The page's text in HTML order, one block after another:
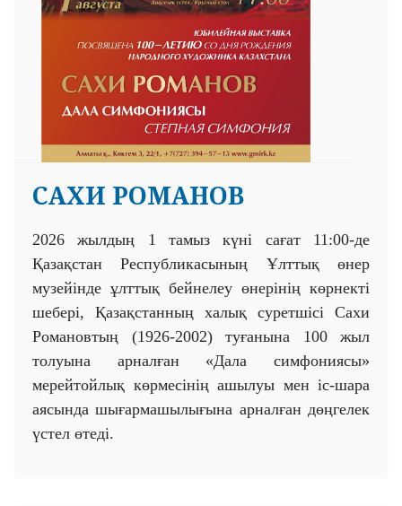
САХИ РОМАНОВ
2026 жылдың 1 тамыз күні сағат 11:00-де
Қазақстан Республикасының Ұлттық өнер
музейінде ұлттық бейнелеу өнерінің көрнекті
шебері, Қазақстанның халық суретшісі Сахи
Романовтың (1926-2002) туғанына 100 жыл
толуына арналған «Дала симфониясы»
мерейтойлық көрмесінің ашылуы мен іс-шара
аясында шығармашылығына арналған дөңгелек
үстел өтеді.